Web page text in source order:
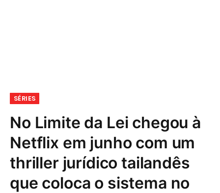
SÉRIES
No Limite da Lei chegou à
Netflix em junho com um
thriller jurídico tailandês
que coloca o sistema no